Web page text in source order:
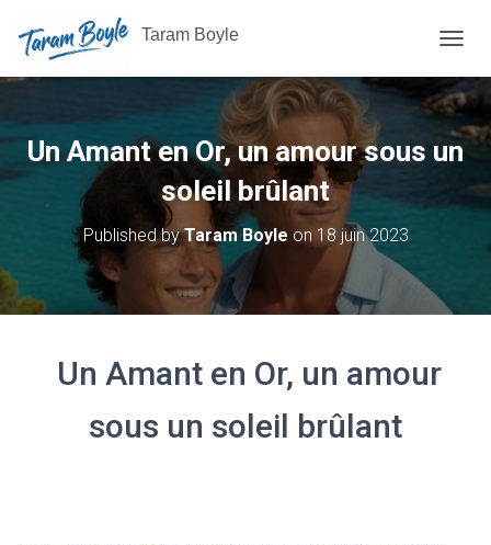
Taram Boyle
Un Amant en Or, un amour sous un
soleil brûlant
Published byTaram Boyle on 18 juin 2023
Un Amant en Or, un amour
sous un soleil brûlant